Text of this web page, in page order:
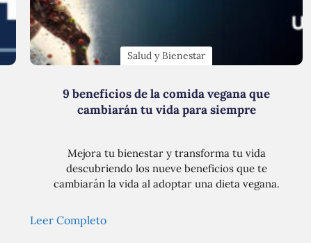
Salud y Bienestar
9 beneficios de la comida vegana que
cambiarán tu vida para siempre
Mejora tu bienestar y transforma tu vida
descubriendo los nueve beneficios que te
cambiarán la vida al adoptar una dieta vegana.
Leer Completo